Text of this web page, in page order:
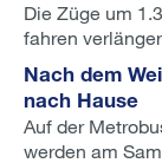
Die Züge um
fahren
Nach dem
nach Hause
Auf der
werden am